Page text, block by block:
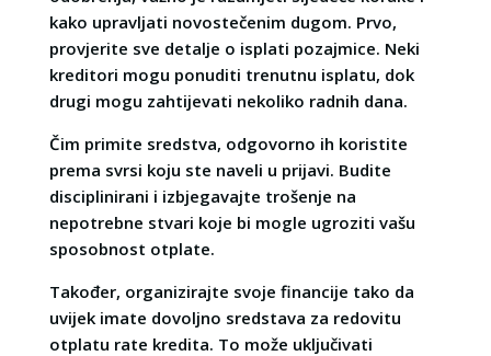
kako upravljati novostečenim dugom. Prvo,
provjerite sve detalje o isplati pozajmice. Neki
kreditori mogu ponuditi trenutnu isplatu, dok
drugi mogu zahtijevati nekoliko radnih dana.
Čim primite sredstva, odgovorno ih koristite
prema svrsi koju ste naveli u prijavi. Budite
disciplinirani i izbjegavajte trošenje na
nepotrebne stvari koje bi mogle ugroziti vašu
sposobnost otplate.
Također, organizirajte svoje financije tako da
uvijek imate dovoljno sredstava za redovitu
otplatu rate kredita. To može uključivati